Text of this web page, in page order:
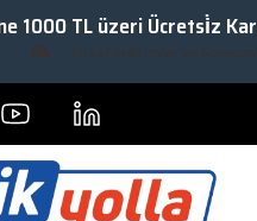
1000 TL üzeri Ücretsi̇z